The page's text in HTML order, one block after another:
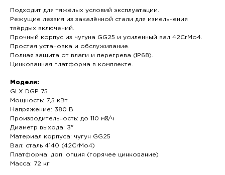
Подходит для тяжёлых условий эксплуатации.
Режущие лезвия из закалённой стали для измельчения
твёрдых включений.
Прочный корпус из чугуна GG25 и усиленный вал 42CrMo4.
Простая установка и обслуживание.
Полная защита от влаги и перегрева (IP68).
Цинкованная платформа в комплекте.
Модели:
GLX DGP 75
Мощность: 7,5 кВт
Напряжение: 380 В
Производительность: до 110 м³/ч
Диаметр выхода: 3"
Материал корпуса: чугун GG25
Вал: сталь 4140 (42CrMo4)
Платформа: доп. опция (горячее цинкование)
Масса: 72 кг